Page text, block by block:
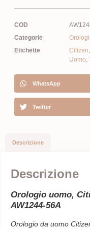
COD
Categorie
Orologi
Etichette
Citizen,
Uomo,
WhatsApp
Twitter
Descrizione
Descrizione
Orologio uomo,
AW1244-56A
Orologio da uomo